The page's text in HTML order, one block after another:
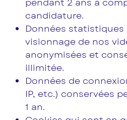
candidature.
Données statistiques
visionnage de nos
anonymisées et
illimitée.
Données de
IP, etc.) conservées
1 an.